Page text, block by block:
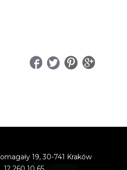
19, 30-741 Kraków